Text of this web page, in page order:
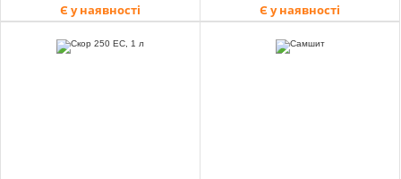
Є у наявності Є у наявності